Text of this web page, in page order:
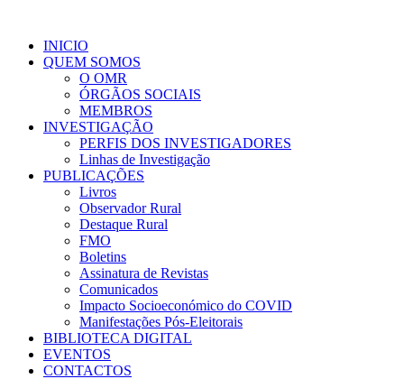
INICIO
QUEM SOMOS
O OMR
ÓRGÃOS SOCIAIS
MEMBROS
INVESTIGAÇÃO
PERFIS DOS INVESTIGADORES
Linhas de Investigação
PUBLICAÇÕES
Livros
Observador Rural
Destaque Rural
FMO
Boletins
Assinatura de Revistas
Comunicados
Impacto Socioeconómico do COVID
Manifestações Pós-Eleitorais
BIBLIOTECA DIGITAL
EVENTOS
CONTACTOS